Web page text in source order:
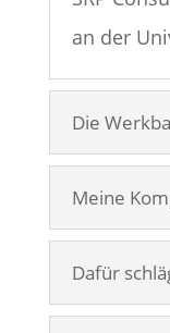
an der
Die
Meine
Dafür